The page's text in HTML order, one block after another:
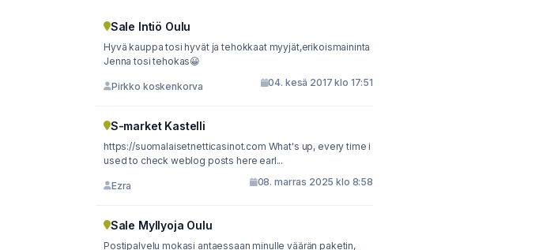
Sale Intiö Oulu
Hyvä kauppa tosi hyvät ja tehokkaat myyjät,erikoismaininta
Jenna tosi tehokas😀
Pirkko koskenkorva 04. kesä 2017 klo 17:51
S-market Kastelli
https://suomalaisetnetticasinot.com What's up, every time i
used to check weblog posts here earl...
Ezra 08. marras 2025 klo 8:58
Sale Myllyoja Oulu
Postipalvelu mokasi antaessaan minulle väärän paketin,